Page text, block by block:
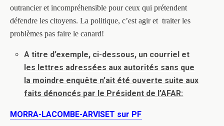
outrancier et incompréhensible pour ceux qui prétendent
défendre les citoyens. La politique, c’est agir et traiter les
problèmes pas faire le canard!
A titre d’exemple, ci-dessous, un courriel et
les lettres adressées aux autorités sans que
la moindre enquête n’ait été ouverte suite aux
faits dénoncés par le Président de l’AFAR:
MORRA-LACOMBE-ARVISET sur PF